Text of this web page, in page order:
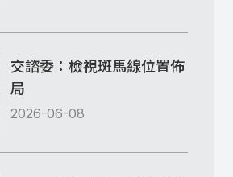
交諮委：檢視斑馬線位置佈
局
2026-06-08